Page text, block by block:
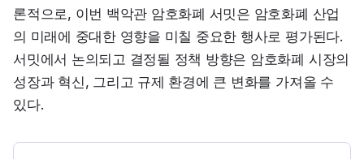
론적으로, 이번 백악관 암호화폐 서밋은 암호화폐 산업
의 미래에 중대한 영향을 미칠 중요한 행사로 평가된다.
서밋에서 논의되고 결정될 정책 방향은 암호화폐 시장의
성장과 혁신, 그리고 규제 환경에 큰 변화를 가져올 수
있다.